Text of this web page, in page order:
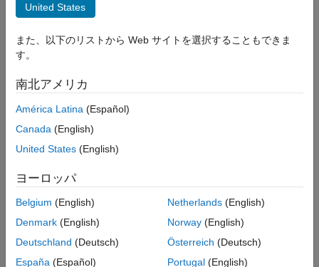
項目一覧
構文
例
入力引数
出力引数
制限
バージョン履歴
構文
syms var1 ... varN
syms var1 ... varN [n1 ... nM]
syms
___ set
syms f(var1,...,varN)
syms f(var1,...,varN) n
syms var1 ... varN [nrow ncol] matrix
syms f(var1,...,varN) [nrow ncol] matrix
syms f(var1,...,varN) n matrix
syms f(var1,...,varN) n matrix keepargs
syms(symArray)
United States
また、以下のリストから Web サイトを選択することもできま
す。
南北アメリカ
América Latina (Español)
Canada (English)
United States (English)
ヨーロッパ
Belgium (English)
Denmark (English)
Deutschland (Deutsch)
España (Español)
Netherlands(English)
Norway(English)
Österreich (Deutsch)
Portugal(English)